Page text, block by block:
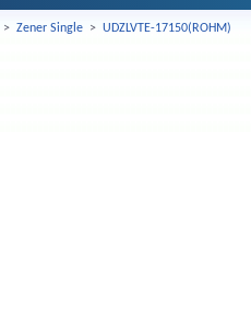
> Zener Single > UDZLVTE-17150(ROHM)